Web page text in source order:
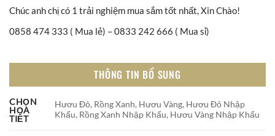
Chúc anh chị có 1 trải nghiệm mua sắm tốt nhất, Xin Chào!
0858 474 333 ( Mua lẻ) – 0833 242 666 ( Mua sỉ)
THÔNG TIN BỔ SUNG
CHỌN
HỌA
TIẾT
Hươu Đỏ, Rồng Xanh, Hươu Vàng, Hươu Đỏ Nhập
Khẩu, Rồng Xanh Nhập Khẩu, Hươu Vàng Nhập Khẩu